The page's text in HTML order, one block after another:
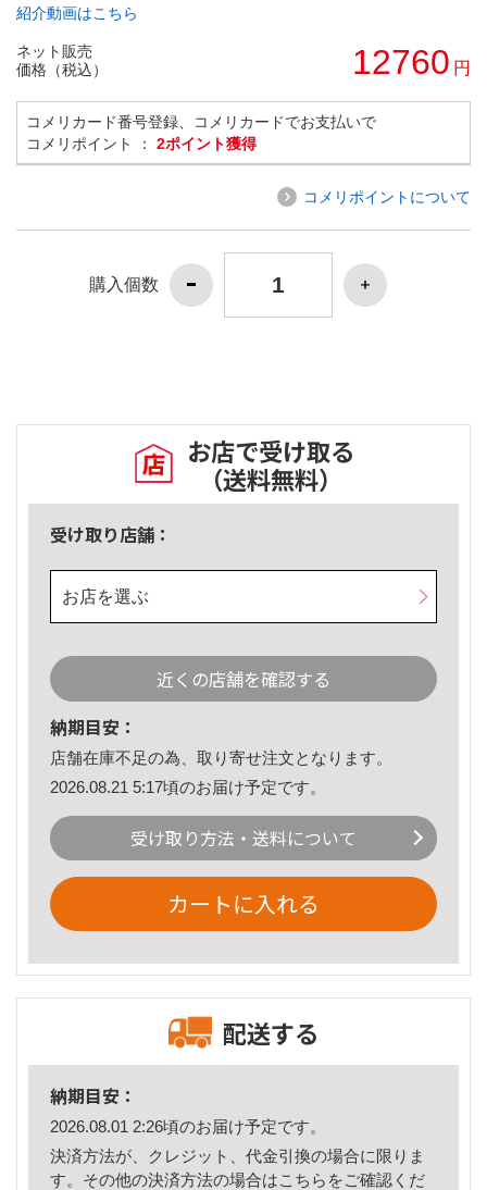
紹介動画はこちら
ネット販売
価格（税込）
12760 円
コメリカード番号登録、コメリカードでお支払いで
コメリポイント ： 2ポイント獲得
コメリポイントについて
購入個数
お店で受け取る
（送料無料）
受け取り店舗：
お店を選ぶ
近くの店舗を確認する
納期目安：
店舗在庫不足の為、取り寄せ注文となります。
2026.08.21 5:17頃のお届け予定です。
受け取り方法・送料について
カートに入れる
配送する
納期目安：
2026.08.01 2:26頃のお届け予定です。
決済方法が、クレジット、代金引換の場合に限りま
す。その他の決済方法の場合はこちら をご確認くだ